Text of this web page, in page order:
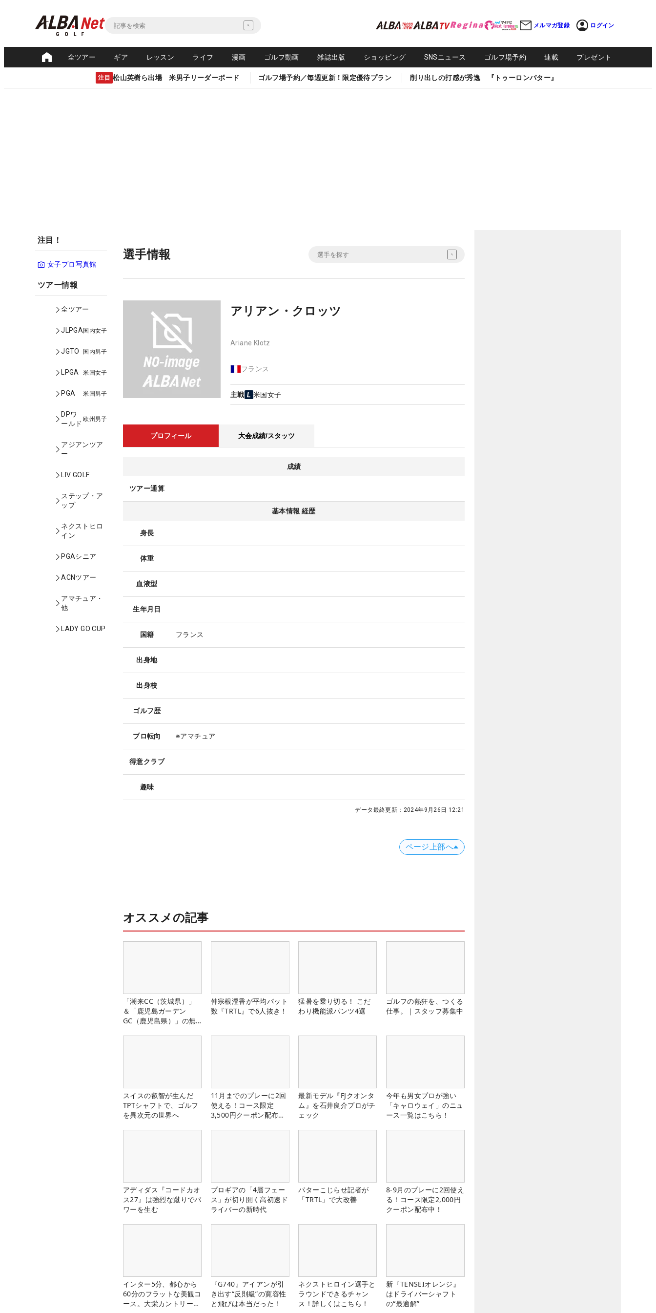
メルマガ登録 ログイン
全ツアー ギア レッスン ライフ 漫画 ゴルフ動画 雑誌出版 ショッピング SNSニュース ゴルフ場予約 連載 プレゼント
注目 松山英樹ら出場 米男子リーダーボード ゴルフ場予約／毎週更新！限定優待プラン 削り出しの打感が秀逸 『トゥーロンパター』
注目！
女子プロ写真館
ツアー情報
全ツアー
JLPGA国内女子
JGTO 国内男子
LPGA 米国女子
PGA 米国男子
DPワ
ールド
欧州男子
アジアンツア
ー
LIV GOLF
ステップ・ア
ップ
ネクストヒロ
イン
PGAシニア
ACNツアー
アマチュア・
他
LADY GO CUP
選手情報
アリアン・クロッツ
Ariane Klotz
フランス
主戦 米国女子
プロフィール 大会成績/スタッツ
成績
ツアー通算
基本情報 経歴
身長
体重
血液型
生年月日
国籍 フランス
出身地
出身校
ゴルフ歴
プロ転向 ※アマチュア
得意クラブ
趣味
データ最終更新： 2024年9月26日 12:21
ページ上部へ
オススメの記事
「潮来CC（茨城県）」
＆「鹿児島ガーデン
GC（鹿児島県）」の無
仲宗根澄香が平均パット
数『TRTL』で6人抜き！
猛暑を乗り切る！ こだ
わり機能派パンツ4選
ゴルフの熱狂を、つくる
仕事。｜スタッフ募集中
スイスの叡智が生んだ
TPTシャフトで、ゴルフ
を異次元の世界へ
11月までのプレーに2回
使える！コース限定
3,500円クーポン配布
最新モデル『FJクオンタ
ム』を石井良介プロがチ
ェック
今年も男女プロが強い
「キャロウェイ」のニュ
ース一覧はこちら！
アディダス『コードカオ
ス27』は強烈な蹴りでパ
ワーを生む
プロギアの「4層フェー
ス」が切り開く高初速ド
ライバーの新時代
パターこじらせ記者が
「TRTL」で大改善
8-9月のプレーに2回使え
る！コース限定2,000円
クーポン配布中！
インター5分、都心から
60分のフラットな美観コ
ース。大栄カントリー俱
『G740』アイアンが引
き出す“反則級”の寛容性
と飛びは本当だった！
ネクストヒロイン選手と
ラウンドできるチャン
ス！詳しくはこちら！
新『TENSEIオレンジ』
はドライバーシャフト
の“最適解”